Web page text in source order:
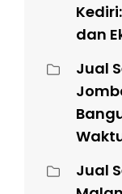
dan
Jual
Jual